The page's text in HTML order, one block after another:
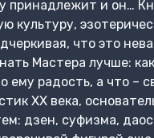
принадлежит и он…
культуру,
что это
Мастера лучше:
ему радость, а что –
XX века,
дзен, суфизма,